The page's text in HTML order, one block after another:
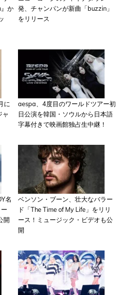
か 発、チャンパンが新曲「buzzin」
をリリース
に
ャ
aespa、4度目のワールドツアー初
日公演を韓国・ソウルから日本語
字幕付きで映画館独占生中継！
名
開
ベンソン・ブーン、壮大なバラー
ド「The Time of My Life」をリリ
ース！ミュージック・ビデオも公
開